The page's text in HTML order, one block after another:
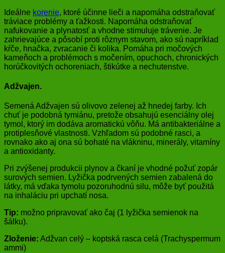
Ideálne korenie, ktoré účinne lieči a napomáha odstraňovať
tráviace problémy a ťažkosti. Napomáha odstraňovať
nafukovanie a plynatosť a vhodne stimuluje trávenie. Je
zahrievajúce a pôsobí proti rôznym stavom, ako sú napríklad
kŕče, hnačka, zvracanie či kolika. Pomáha pri močových
kameňoch a problémoch s močením, opuchoch, chronických
horúčkovitých ochoreniach, štikútke a nechutenstve.
Adžvajen.
Semená Adžvajen sú olivovo zelenej až hnedej farby. Ich
chuť je podobná tymiánu, pretože obsahujú esenciálny olej
tymol, ktorý im dodáva aromatickú vôňu. Má antibakteriálne a
protiplesňové vlastnosti. Vzhľadom sú podobné rasci, a
rovnako ako aj ona sú bohaté na vlákninu, minerály, vitamíny
a antioxidanty.
Pri zvýšenej produkcii plynov a čkaní je vhodné požuť zopár
surových semien. Lyžička podrvených semien zabalená do
látky, má vďaka tymolu pozoruhodnú silu, môže byť použitá
na inhaláciu pri upchatí nosa.
Tip: možno pripravovať ako čaj (1 lyžička semienok na
šálku).
Zloženie: Adžvan celý – koptská rasca celá (Trachyspermum
ammi)